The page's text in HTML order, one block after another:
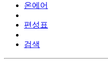
온에어
편성표
검색